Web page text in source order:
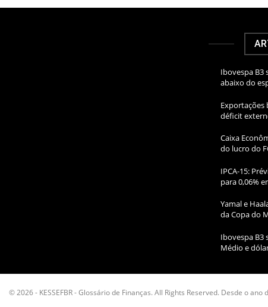
Ibovespa B3
abaixo do
Exportações
déficit
Caixa
do lucro do
IPCA-15:
para 0,06%
Yamal e
da Copa do
Ibovespa B3
Médio e
© 2026 - KESSEFBR - Glossário de Finanças. All Rights Reserved. Desde o ano